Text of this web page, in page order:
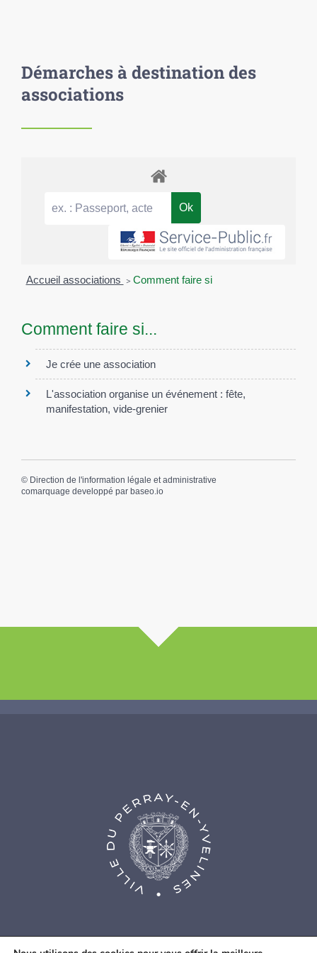
Démarches à destination des
associations
Accueil associations > Comment faire si
Comment faire si...
Je crée une association
L'association organise un événement : fête,
manifestation, vide-grenier
© Direction de l'information légale et administrative
comarquage developpé par baseo.io